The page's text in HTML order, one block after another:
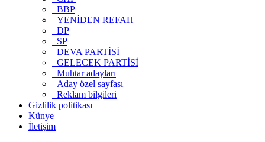
BBP
YENİDEN REFAH
DP
SP
DEVA PARTİSİ
GELECEK PARTİSİ
Muhtar adayları
Aday özel sayfası
Reklam bilgileri
Gizlilik politikası
Künye
İletişim